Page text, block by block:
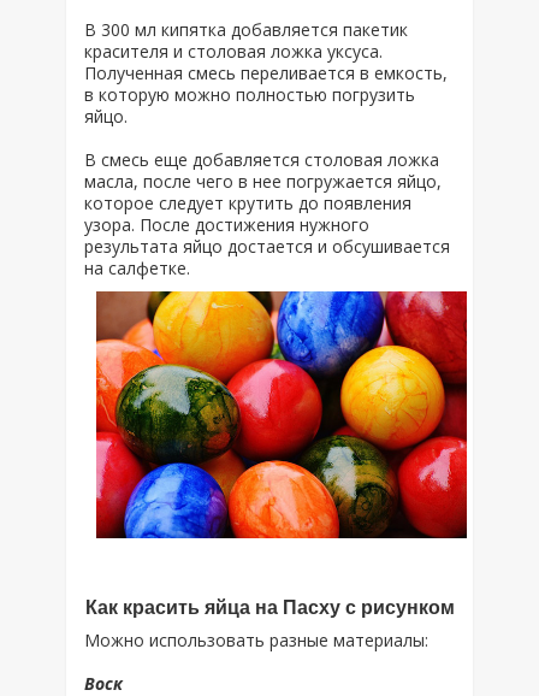
В 300 мл кипятка добавляется пакетик
красителя и столовая ложка уксуса.
Полученная смесь переливается в емкость,
в которую можно полностью погрузить
яйцо.
В смесь еще добавляется столовая ложка
масла, после чего в нее погружается яйцо,
которое следует крутить до появления
узора. После достижения нужного
результата яйцо достается и обсушивается
на салфетке.
Как красить яйца на Пасху с рисунком
Можно использовать разные материалы:
Воск